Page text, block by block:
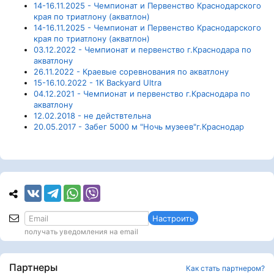
14-16.11.2025 - Чемпионат и Первенство Краснодарского
края по триатлону (акватлон)
14-16.11.2025 - Чемпионат и Первенство Краснодарского
края по триатлону (акватлон)
03.12.2022 - Чемпионат и первенство г.Краснодара по
акватлону
26.11.2022 - Краевые соревнования по акватлону
15-16.10.2022 - 1K Backyard Ultra
04.12.2021 - Чемпионат и первенство г.Краснодара по
акватлону
12.02.2018 - не действтельна
20.05.2017 - Забег 5000 м "Ночь музеев"г.Краснодар
Настроить
получать уведомления на email
Партнеры Как стать партнером?